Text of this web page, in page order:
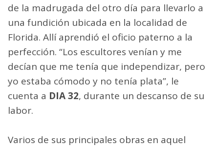
de la madrugada del otro día para llevarlo a
una fundición ubicada en la localidad de
Florida. Allí aprendió el oficio paterno a la
perfección. “Los escultores venían y me
decían que me tenía que independizar, pero
yo estaba cómodo y no tenía plata”, le
cuenta a DIA 32, durante un descanso de su
labor.
Varios de sus principales obras en aquel